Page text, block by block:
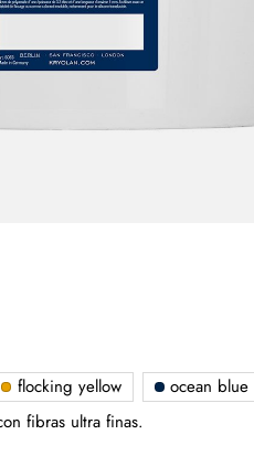
flocking yellow
ocean blue
fibras ultra finas.